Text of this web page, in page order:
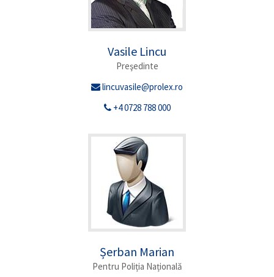
Vasile Lincu
Preşedinte
lincuvasile@prolex.ro
+4 0728 788 000
Șerban Marian
Pentru Poliția Națională